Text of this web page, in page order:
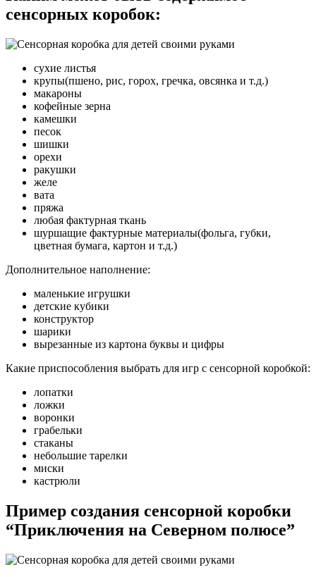
сенсорных коробок:
сухие листья
крупы(пшено, рис, горох, гречка, овсянка и т.д.)
макароны
кофейные зерна
камешки
песок
шишки
орехи
ракушки
желе
вата
пряжа
любая фактурная ткань
шуршащие фактурные материалы(фольга, губки,
цветная бумага, картон и т.д.)
Дополнительное наполнение:
маленькие игрушки
детские кубики
конструктор
шарики
вырезанные из картона буквы и цифры
Какие приспособления выбрать для игр с сенсорной коробкой:
лопатки
ложки
воронки
грабельки
стаканы
небольшие тарелки
миски
кастрюли
Пример создания сенсорной коробки
“Приключения на Северном полюсе”